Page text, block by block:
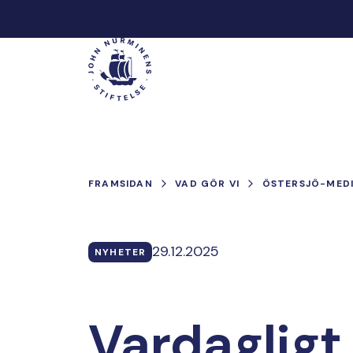
Main
FRAMSIDAN VAD GÖR VI ÖSTERSJÖ-
NYHETER 29.12.2025